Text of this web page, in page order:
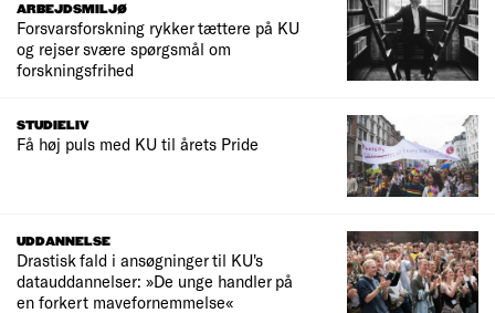
ARBEJDSMILJØ
Forsvarsforskning rykker tættere på KU
og rejser svære spørgsmål om
forskningsfrihed
STUDIELIV
Få høj puls med KU til årets Pride
UDDANNELSE
Drastisk fald i ansøgninger til KU's
datauddannelser: »De unge handler på
en forkert mavefornemmelse«